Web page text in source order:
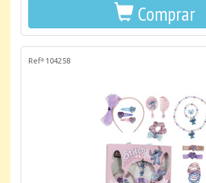
Comprar
Refª 104258